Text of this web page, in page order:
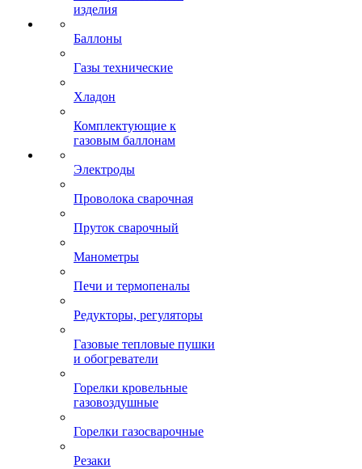
изделия
Баллоны
Газы технические
Хладон
Комплектующие к
газовым баллонам
Электроды
Проволока сварочная
Пруток сварочный
Манометры
Печи и термопеналы
Редукторы, регуляторы
Газовые тепловые пушки
и обогреватели
Горелки кровельные
газовоздушные
Горелки газосварочные
Резаки